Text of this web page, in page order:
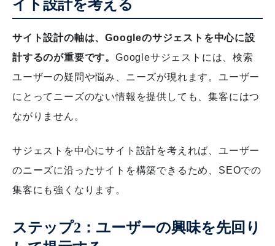
イト設計を考える
サイト設計の軸は、Googleのサジェストを中心に設
計するのが重要です。 Googleサジェストには、検索
ユーザーの疑問や悩み、ニーズが現れます。ユーザー
にとってニーズのない情報を提供しても、集客にはつ
ながりません。
サジェストを中心にサイト設計を考えれば、ユーザー
のニーズに沿ったサイトを構築できるため、SEOでの
集客にも強くなります。
ステップ2：ユーザーの興味を先回り